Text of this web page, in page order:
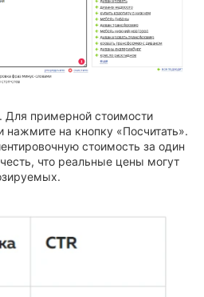
Для примерной стоимости
нажмите на кнопку «Посчитать».
стоимость за один
что реальные цены могут